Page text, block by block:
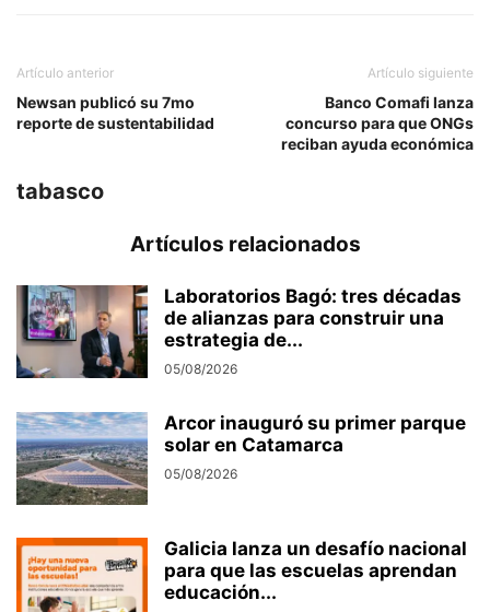
Artículo anterior
Newsan publicó su 7mo
reporte de sustentabilidad
Artículo siguiente
Banco Comafi lanza
concurso para que ONGs
reciban ayuda económica
tabasco
Artículos relacionados
Laboratorios Bagó: tres décadas
de alianzas para construir una
estrategia de...
05/08/2026
Arcor inauguró su primer parque
solar en Catamarca
05/08/2026
Galicia lanza un desafío nacional
para que las escuelas aprendan
educación...